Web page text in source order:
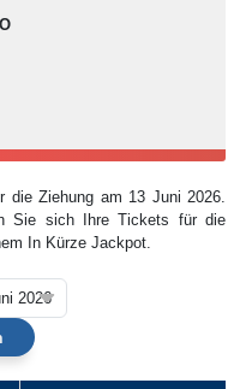
die Ziehung am 13 Juni 2026.
Sie sich Ihre Tickets für die
In Kürze Jackpot.